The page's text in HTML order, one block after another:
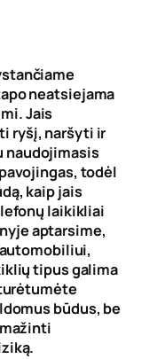
neatsiejama
Jais
ryšį, naršyti ir
naudojimasis
todėl
kaip jais
laikikliai
aptarsime,
tipus galima
būdus, be